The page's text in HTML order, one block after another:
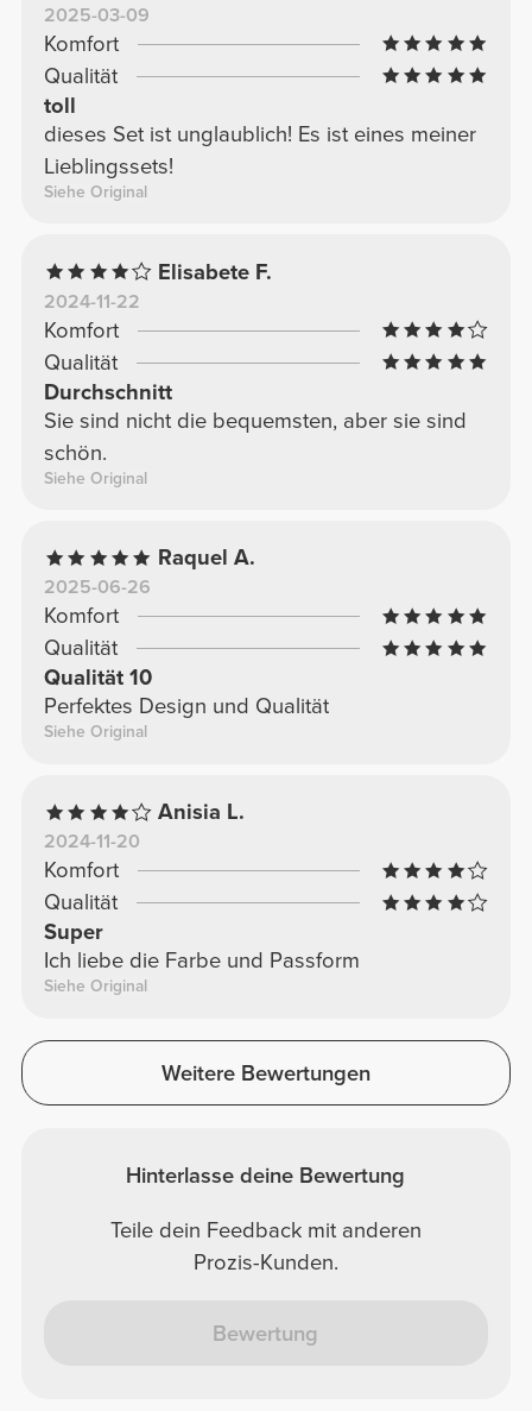
2025-03-09
Komfort
Qualität
toll
dieses Set ist unglaublich! Es ist eines meiner
Lieblingssets!
Siehe Original
Elisabete F.
2024-11-22
Komfort
Qualität
Durchschnitt
Sie sind nicht die bequemsten, aber sie sind
schön.
Siehe Original
Raquel A.
2025-06-26
Komfort
Qualität
Qualität 10
Perfektes Design und Qualität
Siehe Original
Anisia L.
2024-11-20
Komfort
Qualität
Super
Ich liebe die Farbe und Passform
Siehe Original
Weitere Bewertungen
Hinterlasse deine Bewertung
Teile dein Feedback mit anderen
Prozis-Kunden.
Bewertung